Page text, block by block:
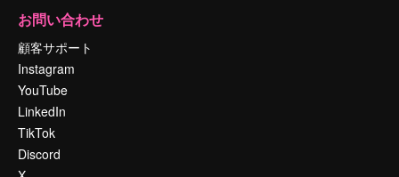
お問い合わせ
顧客サポート
Instagram
YouTube
LinkedIn
TikTok
Discord